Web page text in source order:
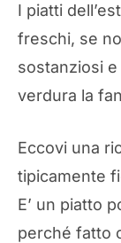
I piatti
freschi, se
sostanziosi
verdura la
Eccovi una
tipicamente
E’ un piatto
perché fatto